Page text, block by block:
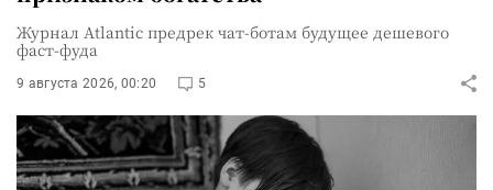
Журнал Atlantic предрек чат-ботам будущее дешевого
фаст-фуда
9 августа 2026, 00:20 5